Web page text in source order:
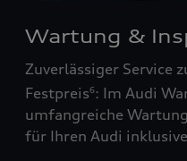
Wartung &
Zuverlässiger Service
Festpreis6: Im Audi
umfangreiche
für Ihren Audi